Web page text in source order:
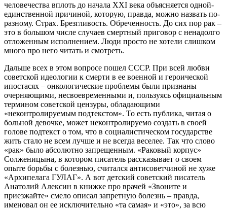
человечества вплоть до начала XXI века объясняется одной-
единственной причиной, которую, правда, можно назвать по-
разному. Страх. Брезгливость. Обреченность. До сих пор рак –
это в большом числе случаев смертный приговор с ненадолго
отложенным исполнением. Люди просто не хотели слишком
много про него читать и смотреть.
Дальше всех в этом вопросе пошел СССР. При всей любви
советской идеологии к смерти в ее военной и героической
ипостасях – онкологические проблемы были признаны
очерняющими, несвоевременными и, пользуясь официальным
термином советской цензуры, обладающими
«неконтролируемым подтекстом». То есть публика, читая о
больной девочке, может неконтролируемо создать в своей
голове подтекст о том, что в социалистическом государстве
жить стало не всем лучше и не всегда веселее. Так что слово
«рак» было абсолютно запрещенным. «Раковый корпус»
Солженицына, в котором писатель рассказывает о своем
опыте борьбы с болезнью, считался антисоветчиной не хуже
«Архипелага ГУЛАГ». А вот детский советский писатель
Анатолий Алексин в книжке про врачей «Звоните и
приезжайте» смело описал запретную болезнь – правда,
именовал он ее исключительно «та самая» и «это», за всю